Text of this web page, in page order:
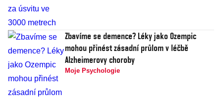
Zbavíme se demence? Léky jako Ozempic
mohou přinést zásadní průlom v léčbě
Alzheimerovy choroby
Moje Psychologie